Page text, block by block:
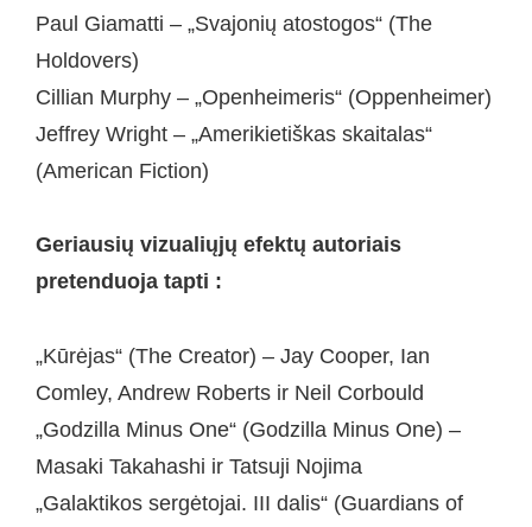
Paul Giamatti – „Svajonių atostogos“ (The
Holdovers)
Cillian Murphy – „Openheimeris“ (Oppenheimer)
Jeffrey Wright – „Amerikietiškas skaitalas“
(American Fiction)
Geriausių vizualiųjų efektų autoriais
pretenduoja tapti :
„Kūrėjas“ (The Creator) – Jay Cooper, Ian
Comley, Andrew Roberts ir Neil Corbould
„Godzilla Minus One“ (Godzilla Minus One) –
Masaki Takahashi ir Tatsuji Nojima
„Galaktikos sergėtojai. III dalis“ (Guardians of